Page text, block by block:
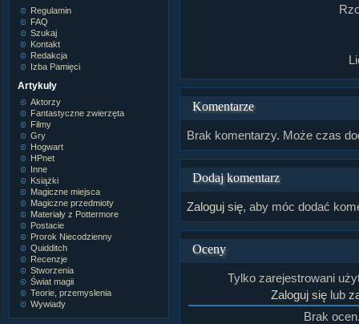
Regulamin
FAQ
Szukaj
Kontakt
Redakcja
Izba Pamięci
Artykuły
Aktorzy
Fantastyczne zwierzęta
Filmy
Gry
Hogwart
HPnet
Inne
Książki
Magiczne miejsca
Magiczne przedmioty
Materiały z Pottermore
Postacie
Prorok Niecodzienny
Quidditch
Recenzje
Stworzenia
Świat magii
Teorie, przemyslenia
Wywiady
Komentarze
Brak komentarzy. Może czas
Dodaj komentarz
Zaloguj się, aby móc dodać
Oceny
Tylko zarejestrowani
Zaloguj się lub
Brak